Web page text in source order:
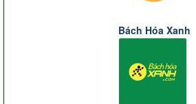
Bách Hóa Xanh